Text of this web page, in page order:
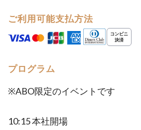
ご利用可能支払方法
プログラム
※ABO限定のイベントです
10:15 本社開場